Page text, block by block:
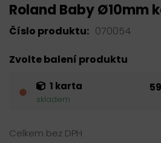
Roland Baby Ø10mm
Číslo produktu: 070054
Zvolte balení produktu
1 karta
skladem
Celkem bez DPH